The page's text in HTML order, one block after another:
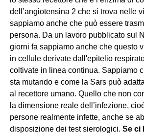
dell’angiotensina 2 che si trova nelle
sappiamo anche che può essere
persona. Da un lavoro pubblicato sul
giorni fa sappiamo anche che questo
in cellule derivate dall'epitelio
coltivate in linea continua. Sappiamo
sta mutando e come la Sars può
al recettore umano. Quello che non
la dimensione reale dell’infezione,
persone realmente infette, anche se
disposizione dei test sierologici. Se ci